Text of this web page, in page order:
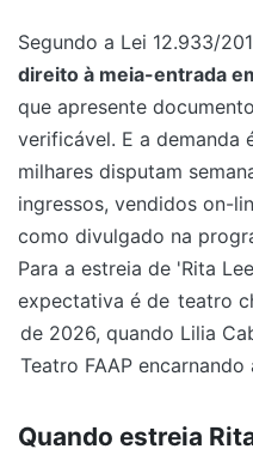
Segundo a Lei 12.933/
direito à meia-entrada
que apresente
verificável. E a demanda
milhares disputam
ingressos, vendidos on-
como divulgado na
Para a estreia de 'Rita
expectativa é de teatro
de 2026, quando Lilia
Teatro FAAP
Quando estreia